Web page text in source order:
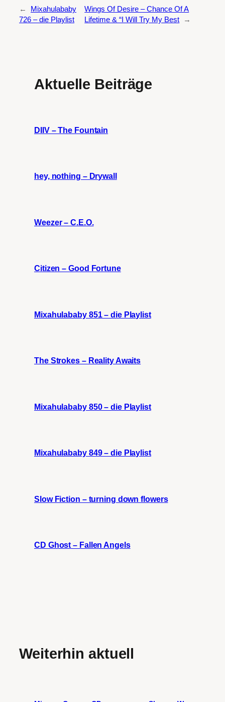
←
Mixahulababy
726 – die Playlist
Wings Of Desire – Chance Of A
Lifetime & “I Will Try My Best
→
Aktuelle Beiträge
DIIV – The Fountain
hey, nothing – Drywall
Weezer – C.E.O.
Citizen – Good Fortune
Mixahulababy 851 – die Playlist
The Strokes – Reality Awaits
Mixahulababy 850 – die Playlist
Mixahulababy 849 – die Playlist
Slow Fiction – turning down flowers
CD Ghost – Fallen Angels
Weiterhin aktuell